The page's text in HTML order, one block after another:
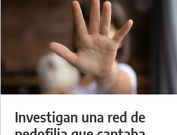
Investigan una red de